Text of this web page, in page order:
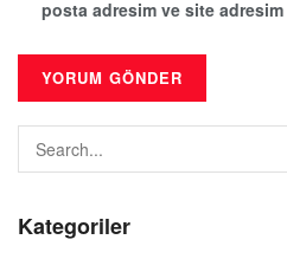
posta adresim ve site
Kategoriler